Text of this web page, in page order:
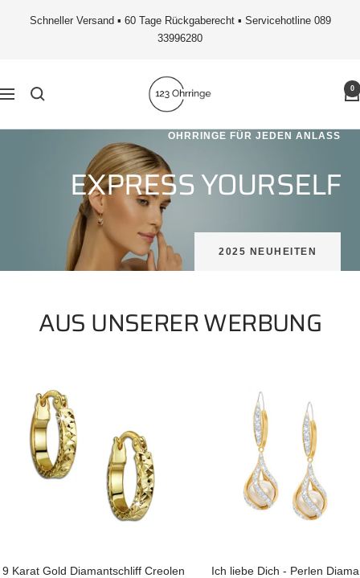
Schneller Versand ▪ 60 Tage Rückgaberecht ▪ Servicehotline 089
33996280
Navigation 123Ohrringe 0
OHRRINGE FÜR JEDEN ANLASS
EXPRESS YOURSELF
2025 NEUHEITEN
AUS UNSERER WERBUNG
9 Karat Gold Diamantschliff Creolen
Ich liebe Dich - Perlen